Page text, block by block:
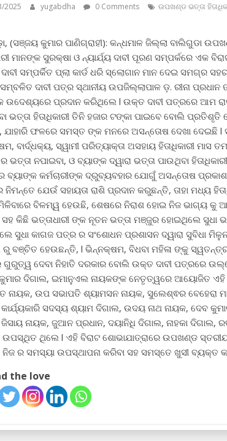
2025 yugabdha 0 Comments
ଉପଖଣ୍ଡ ଭତ୍ତା
(ସଞ୍ଜୟ କୁମାର ପାଣିଗ୍ରାହୀ): କନ୍ଧମାଳ ଜିଲ୍ଲା ବାଲିଗୁଡା
ମାନଙ୍କ ସୁରକ୍ଷା ଓ ନ୍ୟାର୍ଯ୍ୟ ଦାବୀ ପୂରଣ ସମ୍ପର୍କରେ ଏକ
ଦାବୀ ସମ୍ପର୍କିତ ପ୍ଲା କାର୍ଡ ଧରି ସ୍ଲୋଗାନ ମାନ ଦେଇ ସମଗ୍ର
ଦାବୀ ପତ୍ର ସ୍ଥାନୀୟ ଉପଜିଲ୍ଲାପାଳ ଡ଼. ରୀନା
ଉଦେଶ୍ୟରେ ପ୍ରଦାନ କରିଥିଲେ l ଉକ୍ତ ଦାବୀ ପତ୍ରରେ ଆମ
ଭତ୍ତା ହିତାଧିକାରୀ ତିନି ହଜାର ଟଙ୍କା ପାଇବେ ବୋଲି
ଯାହାରି ଫଳରେ ସମସ୍ତ ଙ୍କ ମନରେ ଅସନ୍ତୋଷ ଦେଖା ଦେଇଛି l
ବାର୍ଦ୍ଧକ୍ୟ, ସ୍ୱାମୀ ପରିତ୍ୟାକ୍ତା ଅସହାୟ ହିତାଧିକାରୀ
ଭତ୍ତା ନପାଇବା, ଓ ବ୍ୟାଙ୍କ ଦ୍ୱାରା ଭତ୍ତା ପାଉଥିବା
ବ୍ୟାଙ୍କ କର୍ମଚାରୀଙ୍କ ଦ୍ରୁବ୍ୟବହାର ଯୋଗୁଁ ଅସନ୍ତୋଷ
ନିମନ୍ତେ ଯେଉଁ ସହାୟତା ରାଶି ପ୍ରଦାନ କରୁଛନ୍ତି, ତାହା ମଧ୍ୟ
ବିଳମ୍ୱ ହେଉଛି, ଶେଷରେ ନିରାଶ ହୋଇ ନିଜ ଭାଗ୍ୟ କୁ
କିଛି ଭତ୍ତାଧାରୀ ଙ୍କ ନୂତନ ଭତ୍ତା ମଞ୍ଜୁର ହୋଇଥିଲେ ସୁଧା
ସୁଧା କାଗଜ ପତ୍ର ର ସଂଶୋଧନ ପ୍ରଶାସନ ଦ୍ୱାରା ସୁବିଧା
ରୁ ବଞ୍ଚିତ ହେଉଛନ୍ତି, l ଭିନ୍ନକ୍ଷମ, ବିଧବା ମହିଳା ଙ୍କୁ
ଗୁରୁତ୍ୱ ଦେବା ନିହାତି ଦରକାର ବୋଲି ଉକ୍ତ ଦାବୀ ପତ୍ରରେ
ଦିଗାଲ, ଇମାନୁଏଲ ନାୟକଙ୍କ ନେତୃତ୍ୱରେ ଆୟୋଜିତ ଏହି
ନାୟକ, ଉପ ସଭାପତି ଶ୍ୟାମସନ ନାୟକ, ସୁଲେଶ୍ଵର ବେହେରା
ସଦସ୍ୟ ଶ୍ୟାମ ଦିଗାଲ, ଉଦୟ ନାଥ ନାୟକ, ଦେବ
ନାୟକ, ଜୁଆନ ପ୍ରଧାନ, ଦୟାନିଧି ଦିଗାଲ, ନାହକା ଦିଗାଲ,
ଥିଲେ l ଏହି ବିରାଟ ଶୋଭାଯାତ୍ରାରେ ଉପଖଣ୍ଡ
ର ସମସ୍ୟା ଉପସ୍ଥାପନା କରିବା ସହ ସମସ୍ତେ ଖୁସୀ ବ୍ୟକ୍ତ
the love